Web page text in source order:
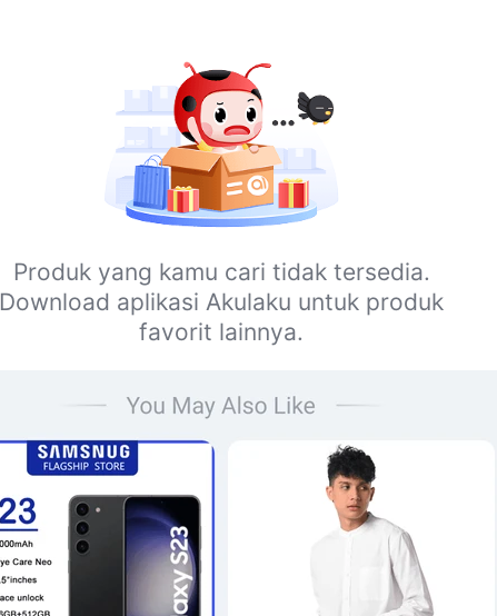
Produk yang kamu cari tidak tersedia.
Download aplikasi Akulaku untuk produk
favorit lainnya.